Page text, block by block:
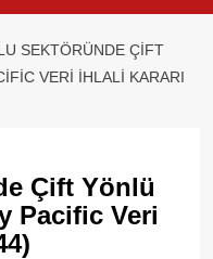
SEKTÖRÜNDE ÇIFT
VERI İHLALI KARARI
Çift Yönlü
Pacific Veri